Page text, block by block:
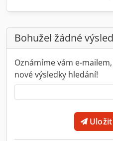
Bohužel žádné
Oznámíme vám e-
nové výsledky hledání!
Uložit